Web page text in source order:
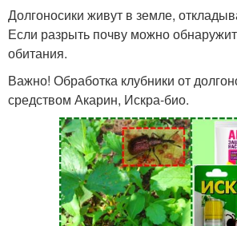
Долгоносики живут в земле,
Если разрыть почву можно
обитания.
Важно! Обработка клубники от
средством Акарин, Искра-био.